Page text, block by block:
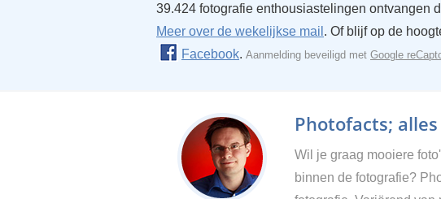
39.424 fotografie enthousiastelingen ontvangen
Meer over de wekelijkse mail . Of blijf op de
Facebook. Aanmelding beveiligd met Google
Photofacts;
Wil je graag mooiere
binnen de fotografie?